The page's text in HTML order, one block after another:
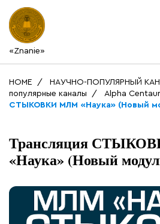
«Znanie»
HOME НАУЧНО-ПОПУЛЯРНЫЙ
популярные каналы
Alpha
СТЫКОВКИ МЛМ «Наука» (Новый
Трансляция
«Наука» (Новый